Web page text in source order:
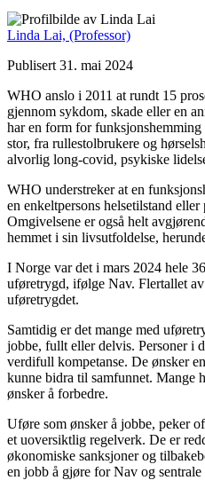
Linda Lai, (Professor)
Publisert 31. mai 2024
WHO anslo i 2011 at rundt 15
gjennom sykdom, skade eller en
har en form for
stor, fra rullestolbrukere og
alvorlig long-covid, psykiske
WHO understreker at en
en enkeltpersons helsetilstand eller
Omgivelsene er også helt
hemmet i sin livsutfoldelse,
I Norge var det i mars 2024 hele
uføretrygd, ifølge Nav. Flertallet
uføretrygdet.
Samtidig er det mange med
jobbe, fullt eller delvis. Personer i
verdifull kompetanse. De ønsker
kunne bidra til samfunnet. Mange
ønsker å forbedre.
Uføre som ønsker å jobbe, peker
et uoversiktlig regelverk. De er
økonomiske sanksjoner og
en jobb å gjøre for Nav og sentrale